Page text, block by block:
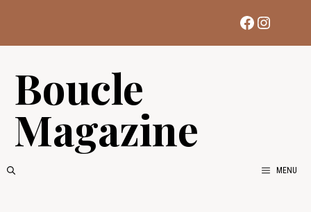
contenu
Facebook
Boucle
Magazine
MENU